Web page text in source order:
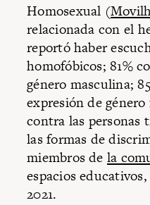
Homosexual (
relacionada con el
reportó haber
homofóbicos; 81%
género masculina;
expresión de género
contra las personas
las formas de
miembros de la
espacios
2021.